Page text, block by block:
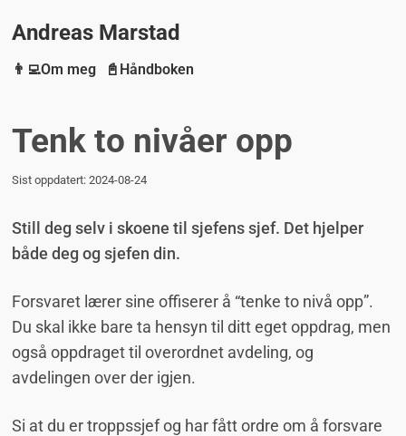
Andreas Marstad
👨‍💻Om meg 📓Håndboken
Tenk to nivåer opp
Sist oppdatert: 2024-08-24
Still deg selv i skoene til sjefens sjef. Det hjelper
både deg og sjefen din.
Forsvaret lærer sine offiserer å “tenke to nivå opp”.
Du skal ikke bare ta hensyn til ditt eget oppdrag, men
også oppdraget til overordnet avdeling, og
avdelingen over der igjen.
Si at du er troppssjef og har fått ordre om å forsvare